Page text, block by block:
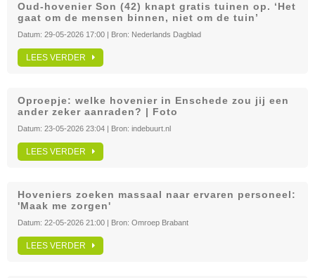
Oud-hovenier Son (42) knapt gratis tuinen op. ‘Het
gaat om de mensen binnen, niet om de tuin’
Datum: 29-05-2026 17:00 | Bron: Nederlands Dagblad
LEES VERDER
Oproepje: welke hovenier in Enschede zou jij een
ander zeker aanraden? | Foto
Datum: 23-05-2026 23:04 | Bron: indebuurt.nl
LEES VERDER
Hoveniers zoeken massaal naar ervaren personeel:
'Maak me zorgen'
Datum: 22-05-2026 21:00 | Bron: Omroep Brabant
LEES VERDER